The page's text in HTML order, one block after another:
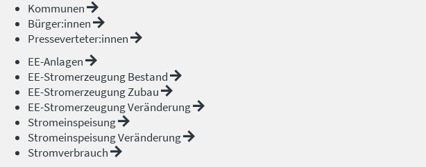
Kommunen
Bürger:innen
Presseverteter:innen
EE-Anlagen
EE-Stromerzeugung Bestand
EE-Stromerzeugung Zubau
EE-Stromerzeugung Veränderung
Stromeinspeisung
Stromeinspeisung Veränderung
Stromverbrauch